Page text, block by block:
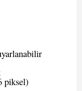
piksel)